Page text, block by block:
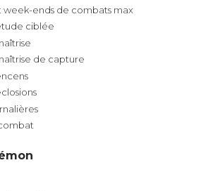
week-ends de combats max
ciblée
de capture